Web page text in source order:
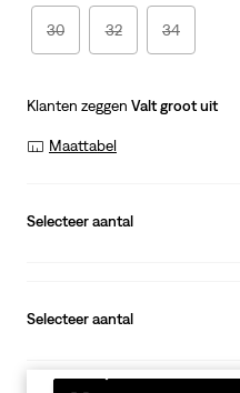
30 32 34
Klanten zeggen Valt groot uit
Maattabel
Selecteer aantal
Selecteer aantal